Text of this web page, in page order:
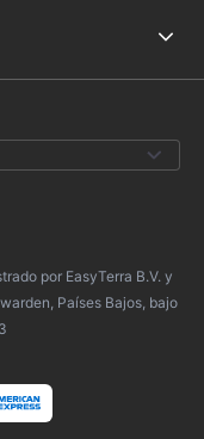
por EasyTerra B.V. y
Países Bajos, bajo